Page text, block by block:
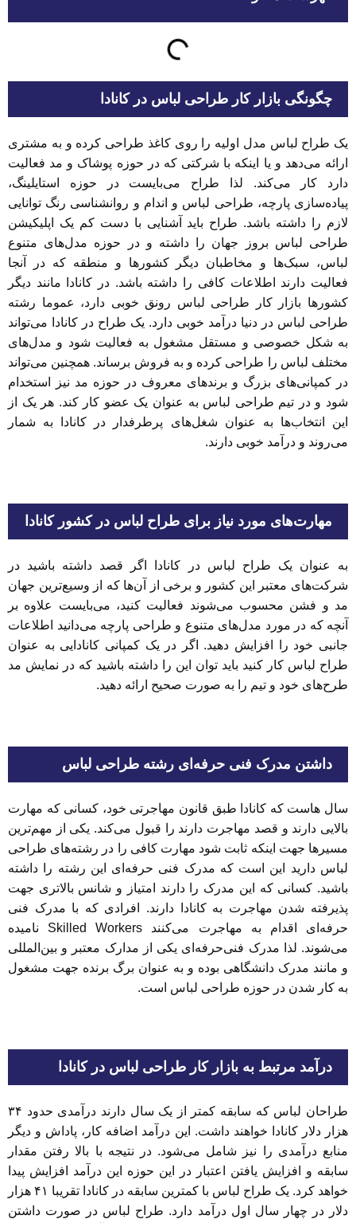
چگونگی بازار کار طراحی لباس در کانادا
یک طراح لباس مدل اولیه را روی کاغذ طراحی کرده و به مشتری
ارائه می‌دهد و یا اینکه با شرکتی که در حوزه پوشاک و مد فعالیت
دارد کار می‌کند. لذا طراح می‌بایست در حوزه استایلینگ،
پیاده‌سازی پارچه، طراحی لباس و اندام و روانشناسی رنگ توانایی
لازم را داشته باشد. طراح باید آشنایی با دست کم یک اپلیکیشن
طراحی لباس بروز جهان را داشته و در حوزه مدل‌های متنوع
لباس، سبک‌ها و مخاطبان دیگر کشورها و منطقه که در آنجا
فعالیت دارند اطلاعات کافی را داشته باشد. در کانادا مانند دیگر
کشورها بازار کار طراحی لباس رونق خوبی دارد، عموما رشته
طراحی لباس در دنیا درآمد خوبی دارد. یک طراح در کانادا می‌تواند
به شکل خصوصی و مستقل مشغول به فعالیت شود و مدل‌های
مختلف لباس را طراحی کرده و به فروش برساند. همچنین می‌تواند
در کمپانی‌های بزرگ و برندهای معروف در حوزه مد نیز استخدام
شود و در تیم طراحی لباس به عنوان یک عضو کار کند. هر یک از
این انتخاب‌ها به عنوان شغل‌های پرطرفدار در کانادا به شمار
می‌روند و درآمد خوبی دارند.
مهارت‌های مورد نیاز برای طراح لباس در کشور کانادا
به عنوان یک طراح لباس در کانادا اگر قصد داشته باشید در
شرکت‌های معتبر این کشور و برخی از آن‌ها که از وسیع‌ترین جهان
مد و فشن محسوب می‌شوند فعالیت کنید، می‌بایست علاوه بر
آنچه که در مورد مدل‌های متنوع و طراحی پارچه می‌دانید اطلاعات
جانبی خود را افزایش دهید. اگر در یک کمپانی کانادایی به عنوان
طراح لباس کار کنید باید توان این را داشته باشید که در نمایش مد
طرح‌های خود و تیم را به صورت صحیح ارائه دهید.
داشتن مدرک فنی حرفه‌ای رشته طراحی لباس
سال هاست که کانادا طبق قانون مهاجرتی خود، کسانی که مهارت
بالایی دارند و قصد مهاجرت دارند را قبول می‌کند. یکی از مهم‌ترین
مسیرها جهت اینکه ثابت شود مهارت کافی را در رشته‌های طراحی
لباس دارید این است که مدرک فنی حرفه‌ای این رشته را داشته
باشید. کسانی که این مدرک را دارند امتیاز و شانس بالاتری جهت
پذیرفته شدن مهاجرت به کانادا دارند. افرادی که با مدرک فنی
حرفه‌ای اقدام به مهاجرت می‌کنند Skilled Workers نامیده
می‌شوند. لذا مدرک فنی‌حرفه‌ای یکی از مدارک معتبر و بین‌المللی
و مانند مدرک دانشگاهی بوده و به عنوان برگ برنده جهت مشغول
به کار شدن در حوزه طراحی لباس است.
درآمد مرتبط به بازار کار طراحی لباس در کانادا
طراحان لباس که سابقه کمتر از یک سال دارند درآمدی حدود ۳۴
هزار دلار کانادا خواهند داشت. این درآمد اضافه کار، پاداش و دیگر
منابع درآمدی را نیز شامل می‌شود. در نتیجه با بالا رفتن مقدار
سابقه و افزایش یافتن اعتبار در این حوزه این درآمد افزایش پیدا
خواهد کرد. یک طراح لباس با کمترین سابقه در کانادا تقریبا ۴۱ هزار
دلار در چهار سال اول درآمد دارد. طراح لباس در صورت داشتن